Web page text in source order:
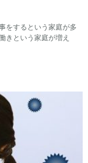
をするという家庭が多
きという家庭が増え